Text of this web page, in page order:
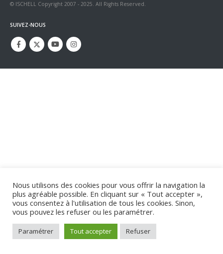
© ISCHELL Copyright 2007 - 2025. All Rights Reserved.
SUIVEZ-NOUS
Nous utilisons des cookies pour vous offrir la navigation la
plus agréable possible. En cliquant sur « Tout accepter »,
vous consentez à l'utilisation de tous les cookies. Sinon,
vous pouvez les refuser ou les paramétrer.
Paramétrer Tout accepter Refuser